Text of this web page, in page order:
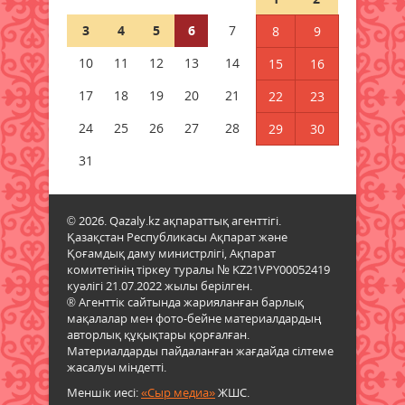
Қазақстан Орталық Азиядағы
көшуге ең қолайлы ел атанды
Алтынның құны қайта өсті:
бағалы металл бағасының
шарықтауына не әсер етуде
Тапшы өңірлерге үздік
педагогтарды тарту ережелері
өзгерді
05 тамыз 2026 ж. 113
Мемлекеттік қызметтер үшін
ұялы телефонды цифрлық
Үкіметке қосу ережесі
жаңартылды
05 тамыз 2026 ж. 109
3
4 5 6 7 8
9
10
11 12 13 14 15
16
17
18 19 20 21 22
23
24
25 26 27 28 29
30
31
© 2026. Qazaly.kz ақпараттық агенттігі.
Қазақстан Республикасы Ақпарат және
Қоғамдық даму министрлігі, Ақпарат
комитетінің тіркеу туралы № KZ21VPY00052419
куәлігі 21.07.2022 жылы берілген.
® Агенттік сайтында жарияланған барлық
мақалалар мен фото-бейне материалдардың
авторлық құқықтары қорғалған.
Материалдарды пайдаланған жағдайда сілтеме
жасалуы міндетті.
Меншік иесі:«Сыр медиа»ЖШС.